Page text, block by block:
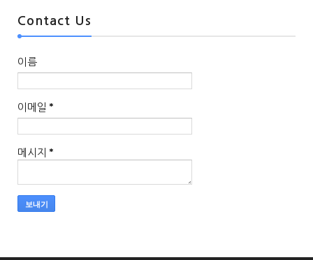
Contact Us
이름
이메일 *
메시지 *